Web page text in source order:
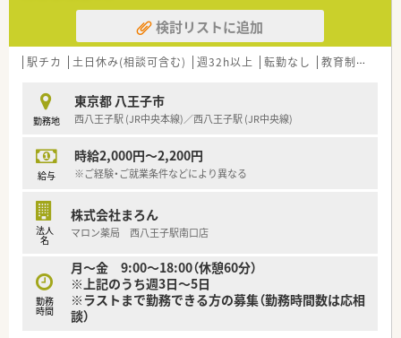
検討リストに追加
駅チカ 土日休み(相談可含む) 週32h以上 転勤なし 教育制度あり
勤務地
東京都 八王子市
西八王子駅 (JR中央本線)／西八王子駅 (JR中央線)
給与
時給2,000円～2,200円
※ご経験・ご就業条件などにより異なる
法人
名
株式会社まろん
マロン薬局 西八王子駅南口店
勤務
時間
月～金 9:00～18:00（休憩60分）
※上記のうち週3日～5日
※ラストまで勤務できる方の募集（勤務時間数は応相
談）